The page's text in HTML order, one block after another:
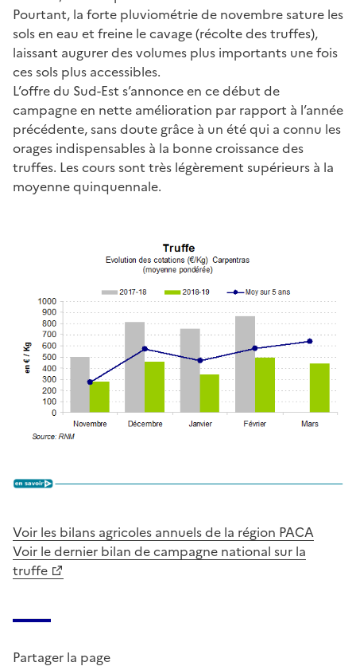
Pourtant, la forte pluviométrie de novembre sature les
sols en eau et freine le cavage (récolte des truffes),
laissant augurer des volumes plus importants une fois
ces sols plus accessibles.
L’offre du Sud-Est s’annonce en ce début de
campagne en nette amélioration par rapport à l’année
précédente, sans doute grâce à un été qui a connu les
orages indispensables à la bonne croissance des
truffes. Les cours sont très légèrement supérieurs à la
moyenne quinquennale.
Voir les bilans agricoles annuels de la région PACA
Voir le dernier bilan de campagne national sur la
truffe
Partager la page